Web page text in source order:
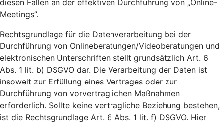
diesen Fällen an der effektiven Durchführung von „Online-
Meetings”.
Rechtsgrundlage für die Datenverarbeitung bei der
Durchführung von Onlineberatungen/Videoberatungen und
elektronischen Unterschriften stellt grundsätzlich Art. 6
Abs. 1 lit. b) DSGVO dar. Die Verarbeitung der Daten ist
insoweit zur Erfüllung eines Vertrages oder zur
Durchführung von vorvertraglichen Maßnahmen
erforderlich. Sollte keine vertragliche Beziehung bestehen,
ist die Rechtsgrundlage Art. 6 Abs. 1 lit. f) DSGVO. Hier